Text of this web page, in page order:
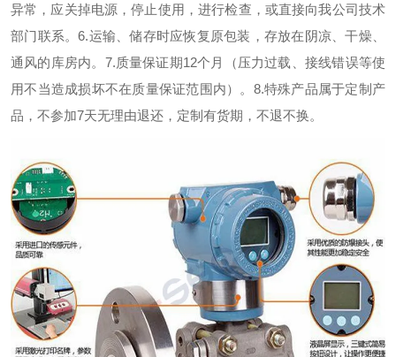
异常，应关掉电源，停止使用，进行检查，或直接向我公司技术
部门联系。6.运输、储存时应恢复原包装，存放在阴凉、干燥、
通风的库房内。7.质量保证期12个月（压力过载、接线错误等使
用不当造成损坏不在质量保证范围内）。8.特殊产品属于定制产
品，不参加7天无理由退还，定制有货期，不退不换。